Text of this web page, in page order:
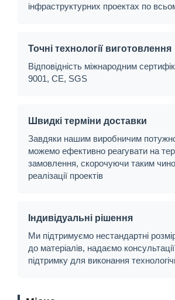
інфраструктурних проектах по
Точні технології виготовлення
Відповідність міжнародним
9001, CE, SGS
Швидкі терміни доставки
Завдяки нашим виробничим
можемо ефективно реагувати на
замовлення, скорочуючи таким
реалізації проектів
Індивідуальні рішення
Ми підтримуємо нестандартні
до матеріалів, надаємо
підтримку для виконання